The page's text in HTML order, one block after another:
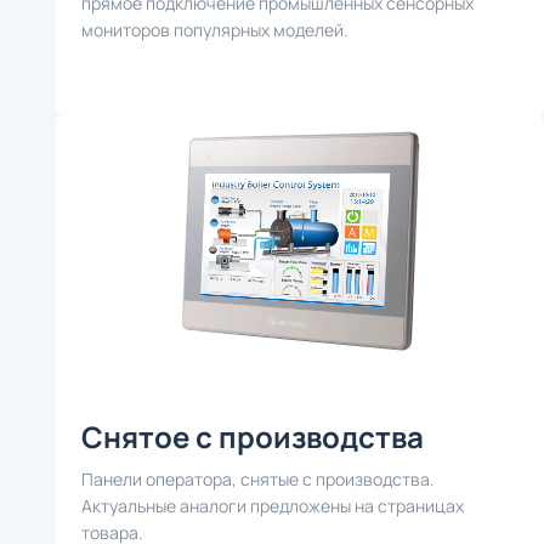
мониторов популярных моделей.
Снятое с производства
Панели оператора, снятые с производства.
Актуальные аналоги предложены на страницах
товара.